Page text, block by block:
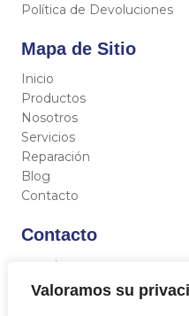
Valoramos su
Política de Devoluciones
Mapa de Sitio
Inicio
Productos
Nosotros
Servicios
Reparación
Blog
Contacto
Contacto
C/ Miguel Hernández
(Valencia)